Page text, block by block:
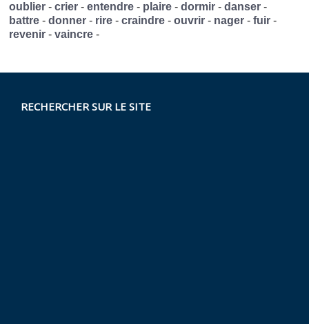
oublier -crier -entendre - plaire -dormir -danser -
battre -donner - rire -craindre -ouvrir - nager -fuir -
revenir -vaincre -
RECHERCHER SUR LE SITE